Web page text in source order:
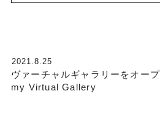
2021.8.25
ヴァーチャルギャラリーをオー
my Virtual Gallery